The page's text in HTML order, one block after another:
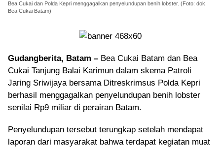
Bea Cukai dan Polda Kepri menggagalkan penyelundupan benih lobster. (Foto: dok.
Bea Cukai Batam)
Gudangberita, Batam – Bea Cukai Batam dan Bea
Cukai Tanjung Balai Karimun dalam skema Patroli
Jaring Sriwijaya bersama Ditreskrimsus Polda Kepri
berhasil menggagalkan penyelundupan benih lobster
senilai Rp9 miliar di perairan Batam.
Penyelundupan tersebut terungkap setelah mendapat
laporan dari masyarakat bahwa terdapat kegiatan muat